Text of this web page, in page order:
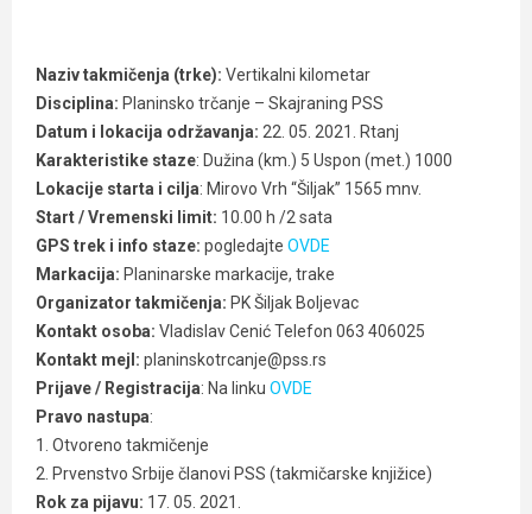
Naziv takmičenja (trke): Vertikalni kilometar
Disciplina: Planinsko trčanje – Skajraning PSS
Datum i lokacija održavanja: 22. 05. 2021. Rtanj
Karakteristike staze: Dužina (km.) 5 Uspon (met.) 1000
Lokacije starta i cilja: Mirovo Vrh “Šiljak” 1565 mnv.
Start / Vremenski limit: 10.00 h /2 sata
GPS trek i info staze: pogledajte OVDE
Markacija: Planinarske markacije, trake
Organizator takmičenja: PK Šiljak Boljevac
Kontakt osoba: Vladislav Cenić Telefon 063 406025
Kontakt mejl: planinskotrcanje@pss.rs
Prijave / Registracija: Na linku OVDE
Pravo nastupa:
1. Otvoreno takmičenje
2. Prvenstvo Srbije članovi PSS (takmičarske knjižice)
Rok za pijavu: 17. 05. 2021.